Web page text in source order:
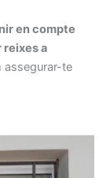
en compte
reixes a
assegurar-te